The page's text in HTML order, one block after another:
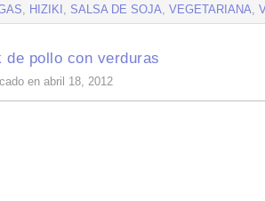
, HIZIKI , SALSA DE SOJA, VEGETARIANA,
de pollo con verduras
en abril 18, 2012